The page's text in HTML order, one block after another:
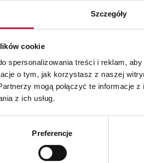
Szczegóły
cookie
spersonalizowania treści i reklam,
o tym, jak korzystasz z naszej
mogą połączyć te informacje
z ich usług.
Preferencje
roku. Jesteśmy dumni, że po raz
naszą mocną pozycję w
do rozwoju swoich firm oraz
za to dziękujemy.